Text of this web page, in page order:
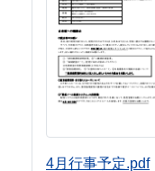
4月行事予定.pdf